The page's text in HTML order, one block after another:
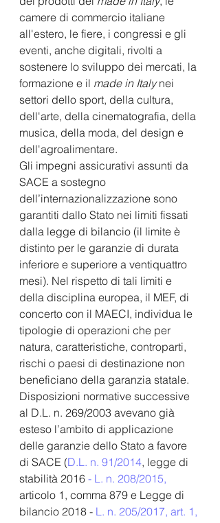
camere di commercio italiane
all'estero, le fiere, i congressi e gli
eventi, anche digitali, rivolti a
sostenere lo sviluppo dei mercati, la
formazione e il made in Italy nei
settori dello sport, della cultura,
dell'arte, della cinematografia, della
musica, della moda, del design e
dell'agroalimentare.
Gli impegni assicurativi assunti da
SACE a sostegno
dell’internazionalizzazione sono
garantiti dallo Stato nei limiti fissati
dalla legge di bilancio (il limite è
distinto per le garanzie di durata
inferiore e superiore a ventiquattro
mesi). Nel rispetto di tali limiti e
della disciplina europea, il MEF, di
concerto con il MAECI, individua le
tipologie di operazioni che per
natura, caratteristiche, controparti,
rischi o paesi di destinazione non
beneficiano della garanzia statale.
Disposizioni normative successive
al D.L. n. 269/2003 avevano già
esteso l’ambito di applicazione
delle garanzie dello Stato a favore
di SACE (D.L. n. 91/2014, legge di
stabilità 2016 - L. n. 208/2015,
articolo 1, comma 879 e Legge di
bilancio 2018 - L. n. 205/2017, art. 1,